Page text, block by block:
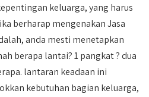
keluarga, yang harus
berharap mengenakan Jasa
anda mesti menetapkan
berapa lantai? 1 pangkat ? dua
lantaran keadaan ini
kebutuhan bagian keluarga,